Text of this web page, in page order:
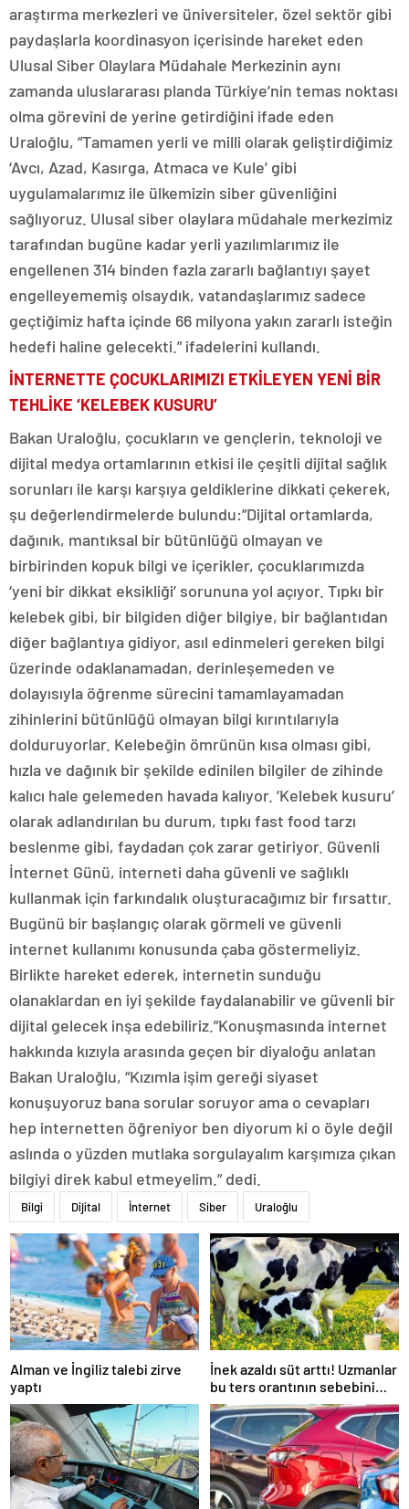
araştırma merkezleri ve üniversiteler, özel sektör gibi
paydaşlarla koordinasyon içerisinde hareket eden
Ulusal Siber Olaylara Müdahale Merkezinin aynı
zamanda uluslararası planda Türkiye’nin temas noktası
olma görevini de yerine getirdiğini ifade eden
Uraloğlu, “Tamamen yerli ve milli olarak geliştirdiğimiz
‘Avcı, Azad, Kasırga, Atmaca ve Kule’ gibi
uygulamalarımız ile ülkemizin siber güvenliğini
sağlıyoruz. Ulusal siber olaylara müdahale merkezimiz
tarafından bugüne kadar yerli yazılımlarımız ile
engellenen 314 binden fazla zararlı bağlantıyı şayet
engelleyememiş olsaydık, vatandaşlarımız sadece
geçtiğimiz hafta içinde 66 milyona yakın zararlı isteğin
hedefi haline gelecekti.” ifadelerini kullandı.
İNTERNETTE ÇOCUKLARIMIZI ETKİLEYEN YENİ BİR
TEHLİKE ‘KELEBEK KUSURU’
Bakan Uraloğlu, çocukların ve gençlerin, teknoloji ve
dijital medya ortamlarının etkisi ile çeşitli dijital sağlık
sorunları ile karşı karşıya geldiklerine dikkati çekerek,
şu değerlendirmelerde bulundu:”Dijital ortamlarda,
dağınık, mantıksal bir bütünlüğü olmayan ve
birbirinden kopuk bilgi ve içerikler, çocuklarımızda
‘yeni bir dikkat eksikliği’ sorununa yol açıyor. Tıpkı bir
kelebek gibi, bir bilgiden diğer bilgiye, bir bağlantıdan
diğer bağlantıya gidiyor, asıl edinmeleri gereken bilgi
üzerinde odaklanamadan, derinleşemeden ve
dolayısıyla öğrenme sürecini tamamlayamadan
zihinlerini bütünlüğü olmayan bilgi kırıntılarıyla
dolduruyorlar. Kelebeğin ömrünün kısa olması gibi,
hızla ve dağınık bir şekilde edinilen bilgiler de zihinde
kalıcı hale gelemeden havada kalıyor. ‘Kelebek kusuru’
olarak adlandırılan bu durum, tıpkı fast food tarzı
beslenme gibi, faydadan çok zarar getiriyor. Güvenli
İnternet Günü, interneti daha güvenli ve sağlıklı
kullanmak için farkındalık oluşturacağımız bir fırsattır.
Bugünü bir başlangıç olarak görmeli ve güvenli
internet kullanımı konusunda çaba göstermeliyiz.
Birlikte hareket ederek, internetin sunduğu
olanaklardan en iyi şekilde faydalanabilir ve güvenli bir
dijital gelecek inşa edebiliriz.”Konuşmasında internet
hakkında kızıyla arasında geçen bir diyaloğu anlatan
Bakan Uraloğlu, “Kızımla işim gereği siyaset
konuşuyoruz bana sorular soruyor ama o cevapları
hep internetten öğreniyor ben diyorum ki o öyle değil
aslında o yüzden mutlaka sorgulayalım karşımıza çıkan
bilgiyi direk kabul etmeyelim.” dedi.
Bilgi Dijital İnternet Siber Uraloğlu
Alman ve İngiliz talebi zirve
yaptı
İnek azaldı süt arttı! Uzmanlar
bu ters orantının sebebini
açıkladı